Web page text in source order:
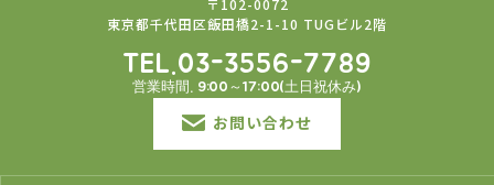
〒102-0072
東京都千代田区飯田橋2-1-10 TUGビル2階
TEL.03-3556-7789
営業時間. 9:00～17:00(土日祝休み)
お問い合わせ